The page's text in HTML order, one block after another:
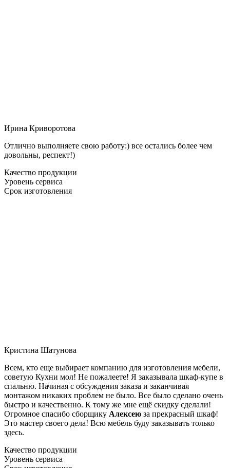
Ирина Криворотова
Отлично выполняете свою работу:) все остались более чем
довольны, респект!)
Качество продукции
Уровень сервиса
Срок изготовления
Кристина Шатунова
Всем, кто еще выбирает компанию для изготовления мебели,
советую Кухни мол! Не пожалеете! Я заказывала шкаф-купе в
спальню. Начиная с обсуждения заказа и заканчивая
монтажом никаких проблем не было. Все было сделано очень
быстро и качественно. К тому же мне ещё скидку сделали!
Огромное спасибо сборщику Алексею за прекрасный шкаф!
Это мастер своего дела! Всю мебель буду заказывать только
здесь.
Качество продукции
Уровень сервиса